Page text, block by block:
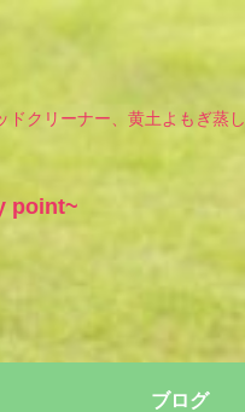
クリーナー、黄土よもぎ蒸し
point~
ブログ